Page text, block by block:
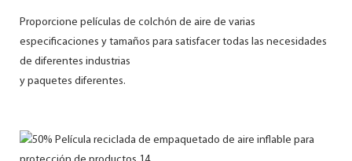
Proporcione películas de colchón de aire de varias
especificaciones y tamaños para satisfacer todas las necesidades
de diferentes industrias
y paquetes diferentes.